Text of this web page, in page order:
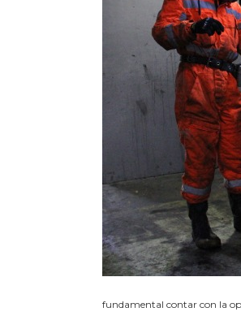
fundamental contar con la